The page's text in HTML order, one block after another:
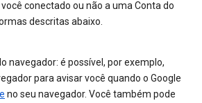
conectado ou não a uma Conta do
descritas abaixo.
navegador: é possível, por exemplo,
para avisar você quando o Google
no seu navegador. Você também pode